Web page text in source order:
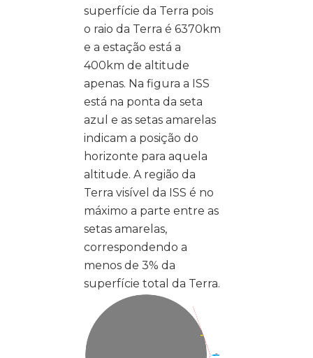
superfície da Terra pois
o raio da Terra é 6370km
e a estação está a
400km de altitude
apenas. Na figura a ISS
está na ponta da seta
azul e as setas amarelas
indicam a posição do
horizonte para aquela
altitude. A região da
Terra visível da ISS é no
máximo a parte entre as
setas amarelas,
correspondendo a
menos de 3% da
superfície total da Terra.